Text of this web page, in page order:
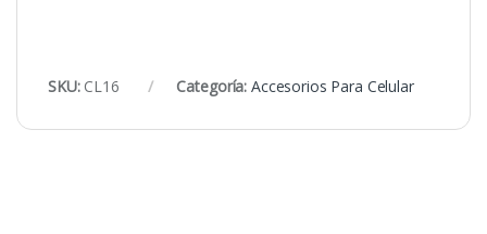
SKU: CL16 Categoría: Accesorios Para Celular